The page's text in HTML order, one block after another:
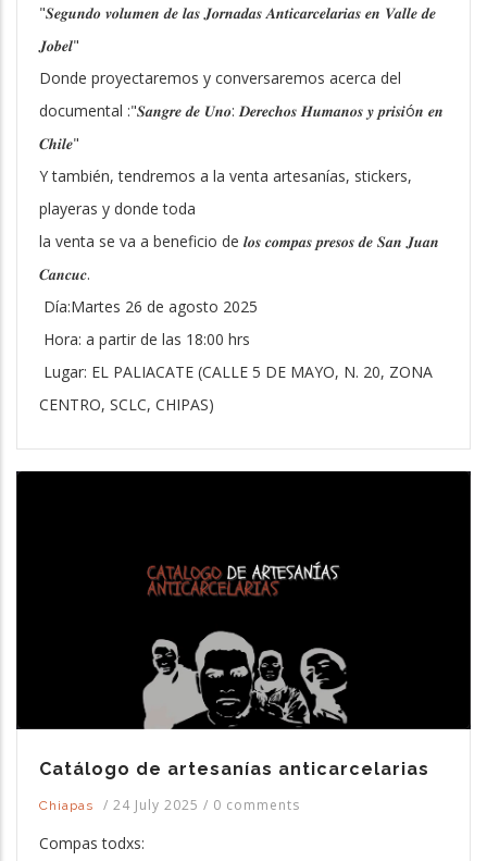
"𝑺𝒆𝒈𝒖𝒏𝒅𝒐 𝒗𝒐𝒍𝒖𝒎𝒆𝒏 𝒅𝒆 𝒍𝒂𝒔 𝑱𝒐𝒓𝒏𝒂𝒅𝒂𝒔 𝑨𝒏𝒕𝒊𝒄𝒂𝒓𝒄𝒆𝒍𝒂𝒓𝒊𝒂𝒔 𝒆𝒏 𝑽𝒂𝒍𝒍𝒆 𝒅𝒆
𝑱𝒐𝒃𝒆𝒍"
Donde proyectaremos y conversaremos acerca del
documental :"𝑺𝒂𝒏𝒈𝒓𝒆 𝒅𝒆 𝑼𝒏𝒐: 𝑫𝒆𝒓𝒆𝒄𝒉𝒐𝒔 𝑯𝒖𝒎𝒂𝒏𝒐𝒔 𝒚 𝒑𝒓𝒊𝒔𝒊ó𝒏 𝒆𝒏
𝑪𝒉𝒊𝒍𝒆"
Y también, tendremos a la venta artesanías, stickers,
playeras y donde toda
la venta se va a beneficio de 𝒍𝒐𝒔 𝒄𝒐𝒎𝒑𝒂𝒔 𝒑𝒓𝒆𝒔𝒐𝒔 𝒅𝒆 𝑺𝒂𝒏 𝑱𝒖𝒂𝒏
𝑪𝒂𝒏𝒄𝒖𝒄.
Día:Martes 26 de agosto 2025
Hora: a partir de las 18:00 hrs
Lugar: EL PALIACATE (CALLE 5 DE MAYO, N. 20, ZONA
CENTRO, SCLC, CHIPAS)
Catálogo de artesanías anticarcelarias
Chiapas / 24 July 2025 / 0 comments
Compas todxs: